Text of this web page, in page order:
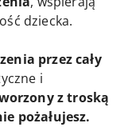
dziecka.
przez cały
i
z troską
pożałujesz.